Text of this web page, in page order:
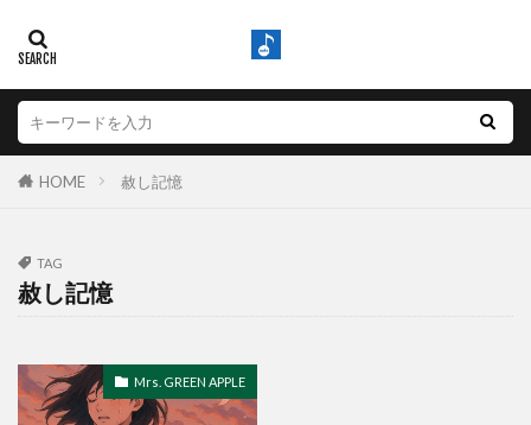
HOME 赦し記憶
TAG
赦し記憶
Mrs. GREEN APPLE